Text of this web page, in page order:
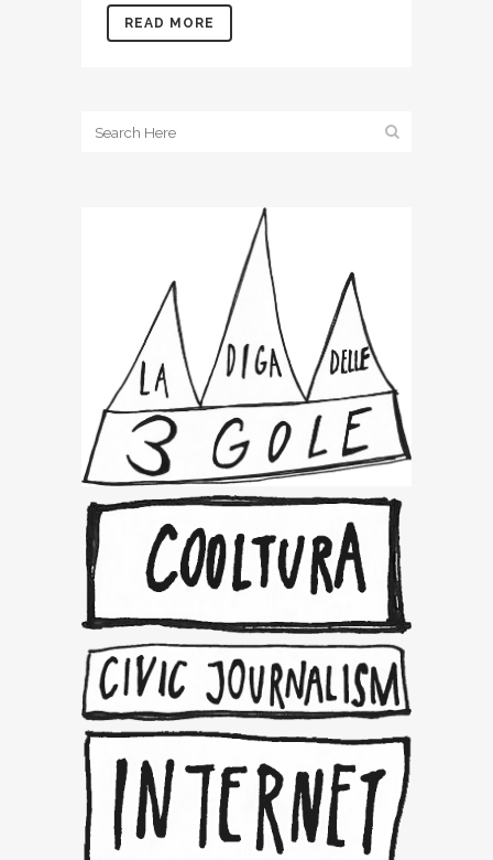
READ MORE